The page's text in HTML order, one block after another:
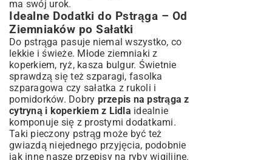
ma swój urok.
Idealne Dodatki do Pstrąga – Od
Ziemniaków po Sałatki
Do pstrąga pasuje niemal wszystko, co
lekkie i świeże. Młode ziemniaki z
koperkiem, ryż, kasza bulgur. Świetnie
sprawdzą się też szparagi, fasolka
szparagowa czy sałatka z rukoli i
pomidorków. Dobry przepis na pstrąga z
cytryną i koperkiem z Lidla idealnie
komponuje się z prostymi dodatkami.
Taki pieczony pstrąg może być też
gwiazdą niejednego przyjęcia, podobnie
jak inne nasze przepisy na ryby wigilijne.